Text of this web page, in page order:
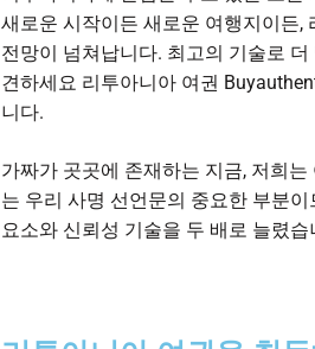
새로운 시작이든 새로운 여행지이든,
전망이 넘쳐납니다. 최고의 기술로
견하세요 리투아니아 여권
니다.
가짜가 곳곳에 존재하는 지금, 저희
는 우리 사명 선언문의 중요한 부분
요소와 신뢰성 기술을 두 배로 늘렸습